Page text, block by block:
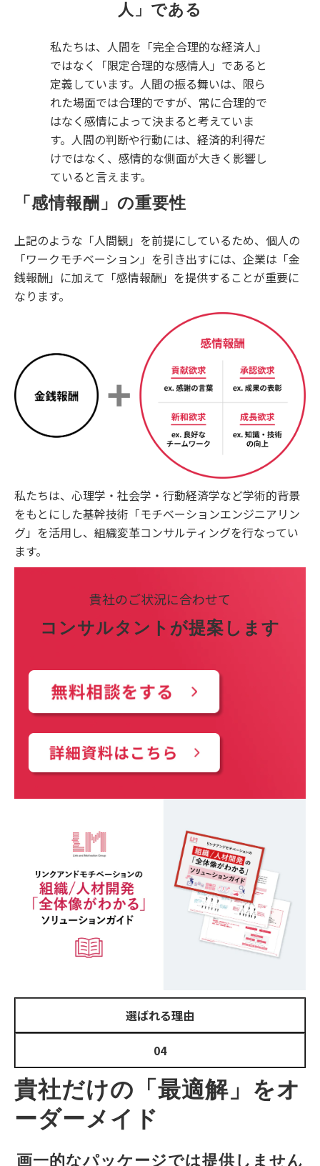
人」である
私たちは、⼈間を「完全合理的な経済⼈」
ではなく「限定合理的な感情⼈」であると
定義しています。⼈間の振る舞いは、限ら
れた場⾯では合理的ですが、常に合理的で
はなく感情によって決まると考えていま
す。⼈間の判断や⾏動には、経済的利得だ
けではなく、感情的な側⾯が大きく影響し
ていると言えます。
「感情報酬」の重要性
上記のような「⼈間観」を前提にしているため、個人の
「ワークモチベーション」を引き出すには、企業は「⾦
銭報酬」に加えて「感情報酬」を提供することが重要に
なります。
私たちは、心理学・社会学・行動経済学など学術的背景
をもとにした基幹技術「モチベーションエンジニアリン
グ」を活用し、組織変革コンサルティングを行なってい
ます。
貴社のご状況に合わせて
コンサルタントが提案します
選ばれる理由
04
貴社だけの「最適解」をオ
ーダーメイド
画一的なパッケージでは提供しません